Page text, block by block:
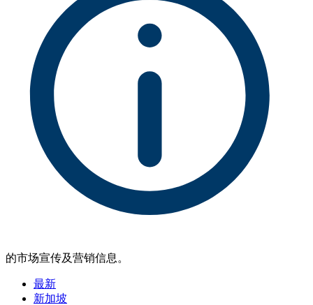
的市场宣传及营销信息。
最新
新加坡